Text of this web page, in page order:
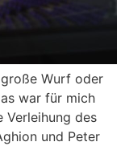
Wurf oder
war für mich
Verleihung des
und Peter